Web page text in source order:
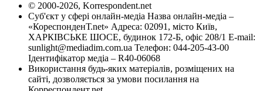
© 2000-2026, Korrespondent.net
Суб'єкт у сфері онлайн-медіа Назва онлайн-медіа –
«КореспонденТ.net» Адреса: 02091, місто Київ,
ХАРКІВСЬКЕ ШОСЕ, будинок 172-Б, офіс 208/1 E-mail:
sunlight@mediadim.com.ua Телефон: 044-205-43-00
Ідентифікатор медіа – R40-06068
Використання будь-яких матеріалів, розміщених на
сайті, дозволяється за умови посилання на